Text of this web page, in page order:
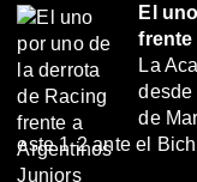
El
La
desde
de
este 1-2 ante el